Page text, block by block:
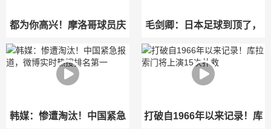
都为你高兴！摩洛哥球员庆
祝赛巴里转会拜仁慕尼黑！
毛剑卿：日本足球到顶了，
巴西就在逗你玩！这两队不
止差一档
韩媒：惨遭淘汰！中国紧急 打破自1966年以来记录！库